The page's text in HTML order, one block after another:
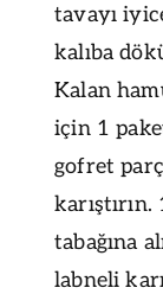
tavayı
kalıba
Kalan
için 1
gofret
tabağına
labneli